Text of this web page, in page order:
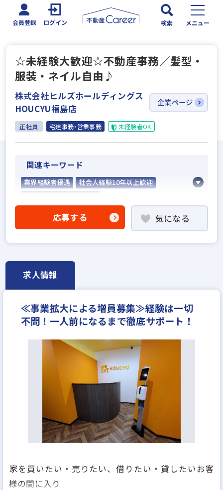
会員登録 ログイン 検索 メニュー
☆未経験大歓迎☆不動産事務／髪型・
服装・ネイル自由♪
株式会社ヒルズホールディングス
HOUCYU福島店
企業ページ
正社員 宅建事務・営業事務 未経験者OK
関連キーワード
業界経験者優遇
社会人経験10年以上歓迎
高級賃貸仲介営業の経験者歓迎
自動車免許未取得でもOK
資格支援制度あり
転勤なし
残業少ない
マイカー通勤可
女性が活躍中
ブランクOK
完全週休2日
年収200万円
年収250万円
月給25万円
応募する 気になる
求人情報
≪事業拡大による増員募集≫経験は一切
不問！一人前になるまで徹底サポート！
家を買いたい・売りたい、借りたい・貸したいお客
様の間に入り